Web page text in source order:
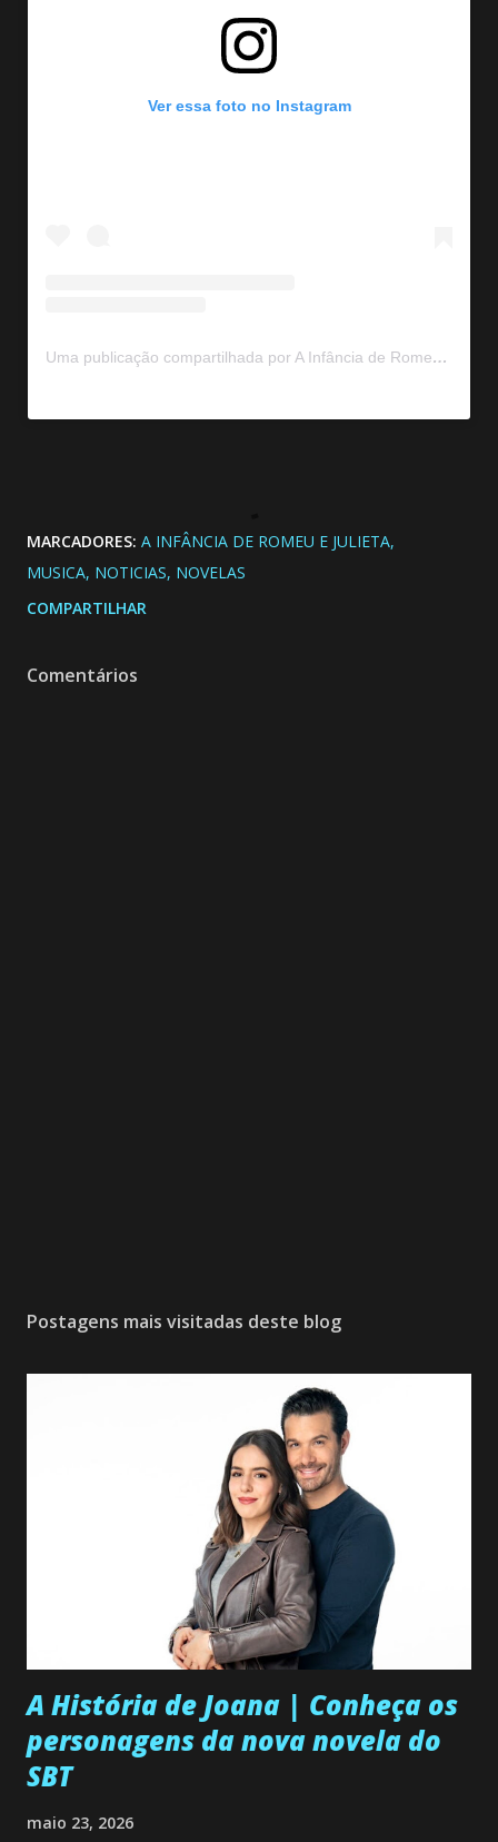
Ver essa foto no Instagram
Uma publicação compartilhada por A Infância de Romeu e Julieta (@ainfanciaderomeuejulieta)
MARCADORES: A INFÂNCIA DE ROMEU E JULIETA
MUSICA NOTICIAS NOVELAS
COMPARTILHAR
Comentários
Postagens mais visitadas deste blog
A História de Joana | Conheça os
personagens da nova novela do
SBT
maio 23, 2026